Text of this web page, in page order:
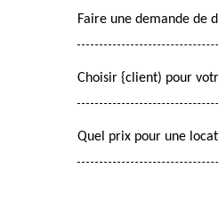
Faire une demande de
Choisir {client) pour
Quel prix pour une